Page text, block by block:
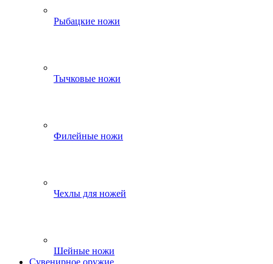
Рыбацкие ножи
Тычковые ножи
Филейные ножи
Чехлы для ножей
Шейные ножи
Сувенирное оружие